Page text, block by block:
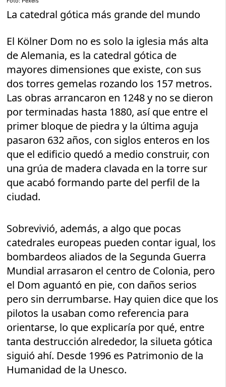
La catedral gótica más grande del mundo
El Kölner Dom no es solo la iglesia más alta
de Alemania, es la catedral gótica de
mayores dimensiones que existe, con sus
dos torres gemelas rozando los 157 metros.
Las obras arrancaron en 1248 y no se dieron
por terminadas hasta 1880, así que entre el
primer bloque de piedra y la última aguja
pasaron 632 años, con siglos enteros en los
que el edificio quedó a medio construir, con
una grúa de madera clavada en la torre sur
que acabó formando parte del perfil de la
ciudad.
Sobrevivió, además, a algo que pocas
catedrales europeas pueden contar igual, los
bombardeos aliados de la Segunda Guerra
Mundial arrasaron el centro de Colonia, pero
el Dom aguantó en pie, con daños serios
pero sin derrumbarse. Hay quien dice que los
pilotos la usaban como referencia para
orientarse, lo que explicaría por qué, entre
tanta destrucción alrededor, la silueta gótica
siguió ahí. Desde 1996 es Patrimonio de la
Humanidad de la Unesco.